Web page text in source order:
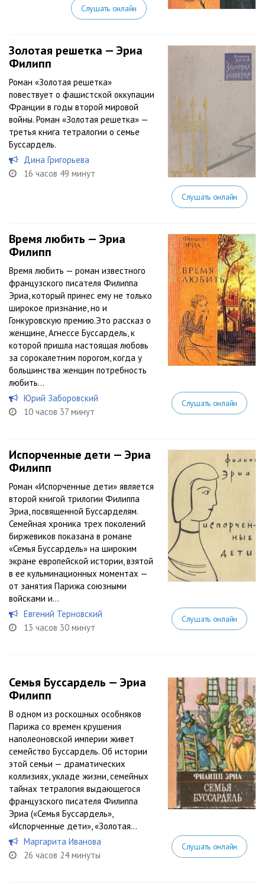
Слушать онлайн
Золотая решетка — Эриа
Филипп
Роман «Золотая решетка»
повествует о фашистской оккупации
Франции в годы второй мировой
войны. Роман «Золотая решетка» —
третья книга тетралогии о семье
Буссардель.
Дина Григорьева
16 часов 49 минут
Слушать онлайн
Время любить — Эриа
Филипп
Время любить — роман известного
французского писателя Филиппа
Эриа, который принес ему не только
широкое признание, но и
Гонкуровскую премию.Это рассказ о
женщине, Агнессе Буссардель, к
которой пришла настоящая любовь
за сорокалетним порогом, когда у
большинства женщин потребность
любить...
Юрий Заборовский
10 часов 37 минут
Слушать онлайн
Испорченные дети — Эриа
Филипп
Роман «Испорченные дети» является
второй книгой трилогии Филиппа
Эриа, посвященной Буссарделям.
Семейная хроника трех поколений
биржевиков показана в романе
«Семья Буссардель» на широким
экране европейской истории, взятой
в ее кульминационных моментах —
от занятия Парижа союзными
войсками и...
Евгений Терновский
13 часов 30 минут
Слушать онлайн
Семья Буссардель — Эриа
Филипп
В одном из роскошных особняков
Парижа со времен крушения
наполеоновской империи живет
семейство Буссардель. Об истории
этой семьи — драматических
коллизиях, укладе жизни, семейных
тайнах тетралогия выдающегося
французского писателя Филиппа
Эриа («Семья Буссардель»,
«Испорченные дети», «Золотая...
Маргарита Иванова
26 часов 24 минуты
Слушать онлайн